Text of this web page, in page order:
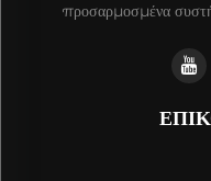
προσαρμοσμένα